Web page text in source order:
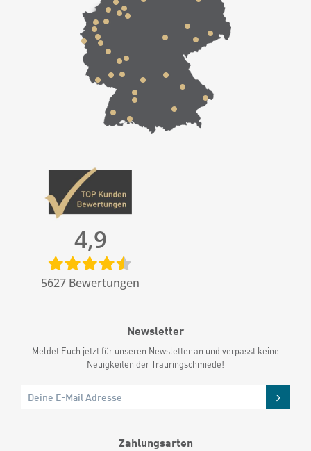
4,9
5627 Bewertungen
Newsletter
Meldet Euch jetzt für unseren Newsletter an und verpasst keine
Neuigkeiten der Trauringschmiede!
Zahlungsarten